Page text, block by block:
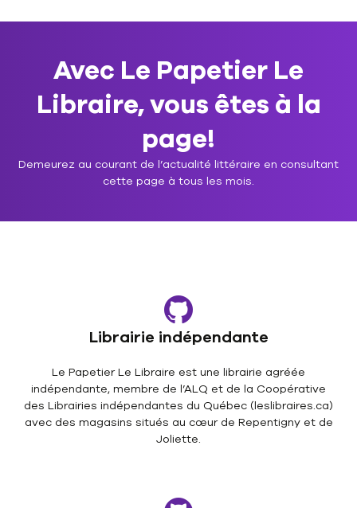
Avec Le Papetier Le
Libraire, vous êtes à la
page!
Demeurez au courant de l’actualité littéraire en consultant
cette page à tous les mois.
Librairie indépendante
Le Papetier Le Libraire est une librairie agréée
indépendante, membre de l’ALQ et de la Coopérative
des Librairies indépendantes du Québec (leslibraires.ca)
avec des magasins situés au cœur de Repentigny et de
Joliette.